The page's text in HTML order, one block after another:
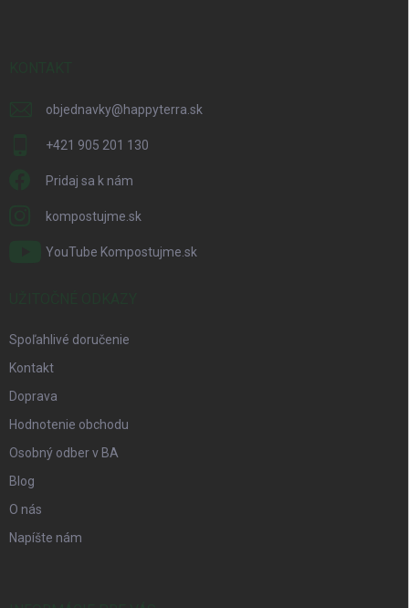
objednavky@happyterra.sk
+421 905 201 130
Pridaj sa k nám
kompostujme.sk
YouTube Kompostujme.sk
Spoľahlivé doručenie
Kontakt
Doprava
Hodnotenie obchodu
Osobný odber v BA
Blog
O nás
Napíšte nám